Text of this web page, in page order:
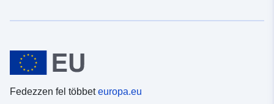
Fedezzen fel többeteuropa.eu